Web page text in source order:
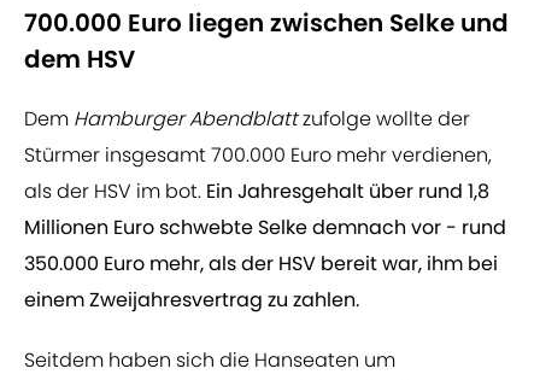
700.000 Euro liegen zwischen Selke und
dem HSV
Dem Hamburger Abendblattzufolge wollte der
Stürmer insgesamt 700.000 Euro mehr verdienen,
als der HSV im bot. Ein Jahresgehalt über rund 1,8
Millionen Euro schwebte Selke demnach vor - rund
350.000 Euro mehr, als der HSV bereit war, ihm bei
einem Zweijahresvertrag zu zahlen.
Seitdem haben sich die Hanseaten um